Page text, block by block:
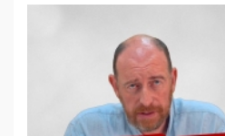
деятельность ИИТО ЮНЕСКО
цифроглобалисты
повестку в образовании
09:43, 01 Июня 2026
5G за счет здоровья
отобрать у регионов и
защищать жилые дома и